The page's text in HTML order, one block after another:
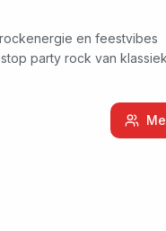
en feestvibes
party rock van